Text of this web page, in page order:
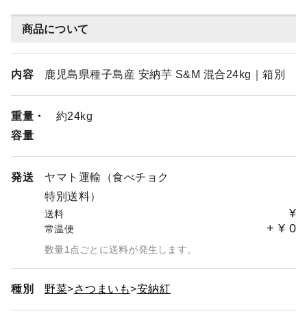
商品について
内容 鹿児島県種子島産 安納芋 S&M 混合24kg｜箱別
重量・
容量
約24kg
発送
ヤマト運輸（食べチョク
特別送料）
送料 ¥
常温便 + ¥ 0
数量1点ごとに送料が発生します。
種別 野菜 さつまいも 安納紅